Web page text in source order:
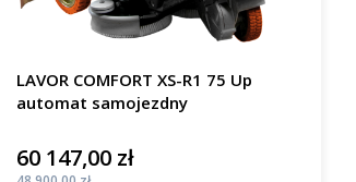
LAVOR COMFORT XS-R1 75 Up
automat samojezdny
Cena
60 147,00 zł